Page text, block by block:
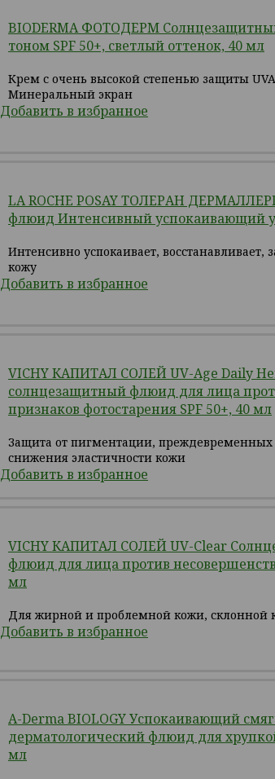
BIODERMA ФОТОДЕРМ
тоном SPF 50+, светлый оттенок, 40 мл
Крем с очень высокой степенью защиты
Минеральный экран
Добавить в избранное
LA ROCHE POSAY ТОЛЕРАН
флюид Интенсивный успокаивающий
Интенсивно успокаивает, восстанавливает,
кожу
Добавить в избранное
VICHY КАПИТАЛ СОЛЕЙ UV-Age Daily
солнцезащитный флюид для лица
признаков фотостарения SPF 50+, 40 мл
Защита от пигментации,
снижения эластичности кожи
Добавить в избранное
VICHY КАПИТАЛ СОЛЕЙ UV-Clear
флюид для лица против несовершенств
мл
Для жирной и проблемной кожи, склонной
Добавить в избранное
A-Derma BIOLOGY Успокаивающий
дерматологический флюид для
мл